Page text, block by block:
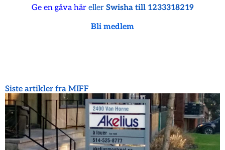
Ge en gåva häreller Swisha till 1233318219
Bli medlem
Siste artikler fra MIFF